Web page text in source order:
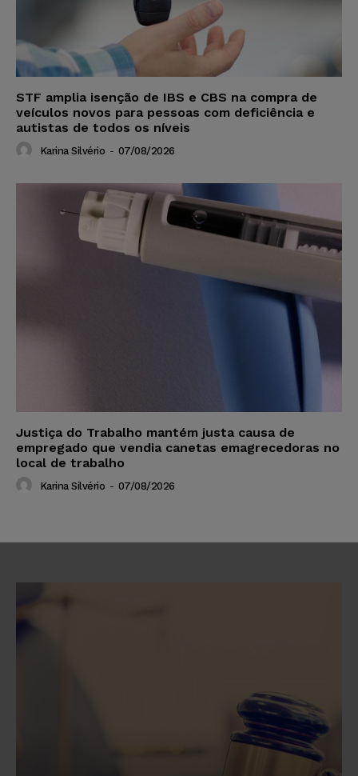
STF amplia isenção de IBS e CBS na compra de
veículos novos para pessoas com deficiência e
autistas de todos os níveis
Karina Silvério - 07/08/2026
Justiça do Trabalho mantém justa causa de
empregado que vendia canetas emagrecedoras no
local de trabalho
Karina Silvério - 07/08/2026